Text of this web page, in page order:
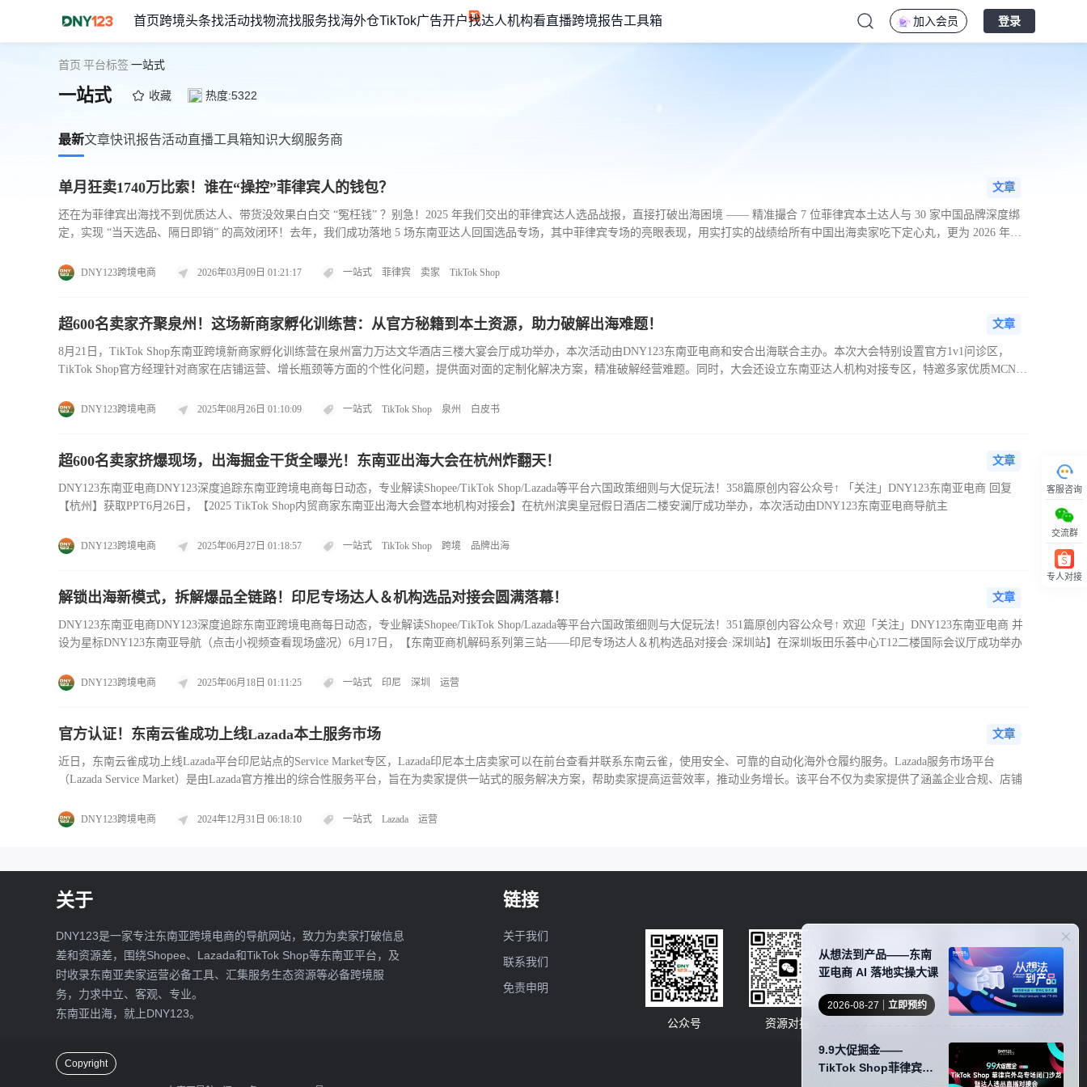
首页跨境头条找活动找物流找服务找海外仓TikTok广告开户找达人机构看直播跨境报告工具箱 加入会员 登录
从想法到产品——东南
亚电商 AI 落地实操大课
2026-08-27 立即预约
9.9大促掘金——
TikTok Shop菲律宾外
首页 平台标签一站式
一站式 收藏 热度:5322
最新文章快讯报告活动直播工具箱知识大纲 服务商
单月狂卖1740万比索！谁在“操控”菲律宾人的钱包？ 文章
还在为菲律宾出海找不到优质达人、带货没效果白白交 “冤枉钱” ？别急！2025 年我们交出的菲律宾达人选品战报，直接打破出海困境 —— 精准撮合 7 位菲律宾本土达人与 30 家中国品牌深度绑
定，实现 “当天选品、隔日即销” 的高效闭环！去年，我们成功落地 5 场东南亚达人回国选品专场，其中菲律宾专场的亮眼表现，用实打实的战绩给所有中国出海卖家吃下定心丸，更为 2026 年的
强劲的消费潜力，成为全球出海卖家的必争之地。
DNY123跨境电商 2026年03月09日 01:21:17 一站式 菲律宾 卖家 TikTok Shop
超600名卖家齐聚泉州！这场新商家孵化训练营：从官方秘籍到本土资源，助力破解出海难题！ 文章
8月21日，TikTok Shop东南亚跨境新商家孵化训练营在泉州富力万达文华酒店三楼大宴会厅成功举办，本次活动由DNY123东南亚电商和安合出海联合主办。本次大会特别设置官方1v1问诊区，
TikTok Shop官方经理针对商家在店铺运营、增长瓶颈等方面的个性化问题，提供面对面的定制化解决方案，精准破解经营难题。同时，大会还设立东南亚达人机构对接专区，特邀多家优质MCN及
DNY123跨境电商 2025年08月26日 01:10:09 一站式 TikTok Shop 泉州 白皮书
超600名卖家挤爆现场，出海掘金干货全曝光！东南亚出海大会在杭州炸翻天！ 文章
DNY123东南亚电商DNY123深度追踪东南亚跨境电商每日动态，专业解读Shopee/TikTok Shop/Lazada等平台六国政策细则与大促玩法！358篇原创内容公众号↑ 「关注」DNY123东南亚电商 回复
【杭州】获取PPT6月26日，【2025 TikTok Shop内贸商家东南亚出海大会暨本地机构对接会】在杭州滨奥皇冠假日酒店二楼安澜厅成功举办，本次活动由DNY123东南亚电商导航主
DNY123跨境电商 2025年06月27日 01:18:57 一站式 TikTok Shop 跨境 品牌出海
解锁出海新模式，拆解爆品全链路！印尼专场达人＆机构选品对接会圆满落幕！ 文章
DNY123东南亚电商DNY123深度追踪东南亚跨境电商每日动态，专业解读Shopee/TikTok Shop/Lazada等平台六国政策细则与大促玩法！351篇原创内容公众号↑ 欢迎「关注」DNY123东南亚电商 并
设为星标DNY123东南亚导航（点击小视频查看现场盛况）6月17日，【东南亚商机解码系列第三站——印尼专场达人＆机构选品对接会·深圳站】在深圳坂田乐荟中心T12二楼国际会议厅成功举办
DNY123跨境电商 2025年06月18日 01:11:25 一站式 印尼 深圳 运营
官方认证！东南云雀成功上线Lazada本土服务市场 文章
近日，东南云雀成功上线Lazada平台印尼站点的Service Market专区，Lazada印尼本土店卖家可以在前台查看并联系东南云雀，使用安全、可靠的自动化海外仓履约服务。Lazada服务市场平台
（Lazada Service Market）是由Lazada官方推出的综合性服务平台，旨在为卖家提供一站式的服务解决方案，帮助卖家提高运营效率，推动业务增长。该平台不仅为卖家提供了涵盖企业合规、店铺
DNY123跨境电商 2024年12月31日 06:18:10 一站式 Lazada 运营
关于
DNY123是一家专注东南亚跨境电商的导航网站，致力为卖家打破信息
差和资源差，围绕Shopee、Lazada和TikTok Shop等东南亚平台，及
时收录东南亚卖家运营必备工具、汇集服务生态资源等必备跨境服
务，力求中立、客观、专业。
东南亚出海，就上DNY123。
链接
关于我们
联系我们
免责申明
公众号 资源对接
Copyright
客服咨询
交流群
专人对接